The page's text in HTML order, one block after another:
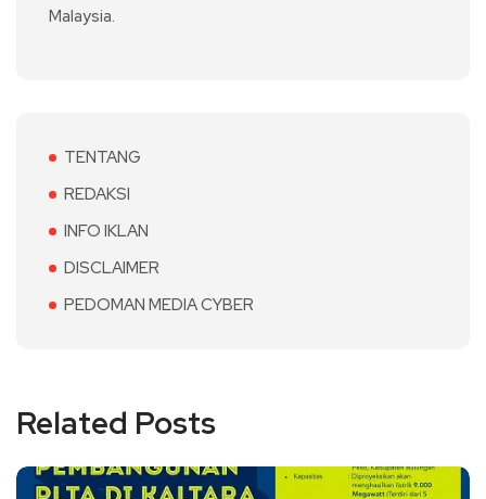
Malaysia.
TENTANG
REDAKSI
INFO IKLAN
DISCLAIMER
PEDOMAN MEDIA CYBER
Related Posts